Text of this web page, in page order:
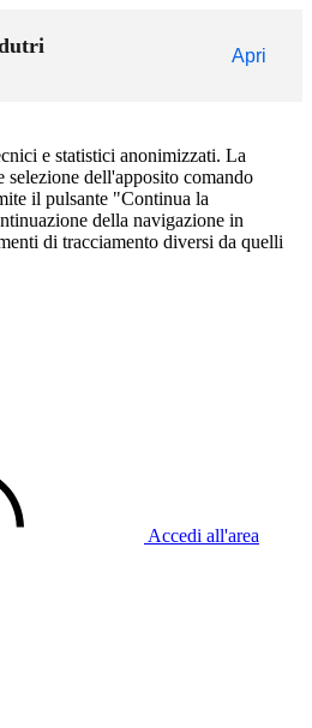
Apri
e statistici anonimizzati. La
selezione dell'apposito comando
il pulsante "Continua la
della navigazione in
di tracciamento diversi da quelli
Accedi all'area